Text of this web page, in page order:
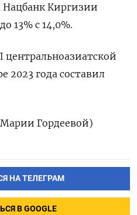
Нацбанк Киргизии
13% с 14,0%.
2023 года составил
Гордеевой)
НА ТЕЛЕГРАМ
В GOOGLE